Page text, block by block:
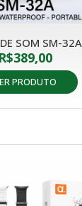
SOM SM-32A
R$389,00
PRODUTO